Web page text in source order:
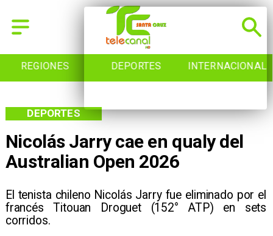
REGIONES DEPORTES INTERNACIONAL
Nicolás Jarry cae en qualy del
Australian Open 2026
El tenista chileno Nicolás Jarry fue eliminado por el
francés Titouan Droguet (152° ATP) en sets
corridos.
DEPORTES